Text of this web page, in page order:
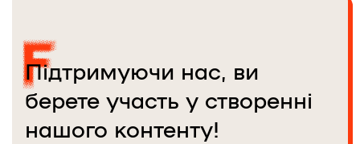
Підтримуючи нас, ви
берете участь у створенні
нашого контенту!